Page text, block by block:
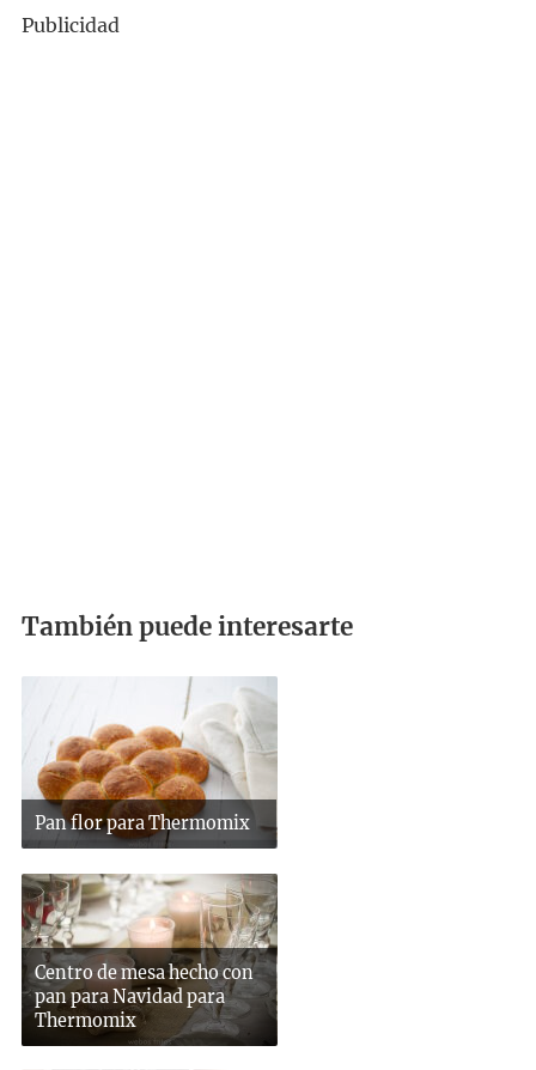
Publicidad
También puede interesarte
Pan flor para Thermomix
Centro de mesa hecho con
pan para Navidad para
Thermomix